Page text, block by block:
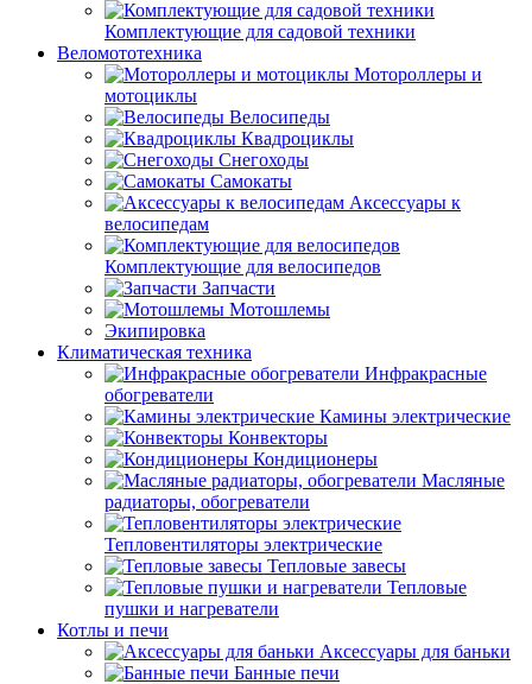
Комплектующие для садовой техники
Веломототехника
Мотороллеры и
мотоциклы
Велосипеды
Квадроциклы
Снегоходы
Самокаты
Аксессуары к
велосипедам
Комплектующие для велосипедов
Запчасти
Мотошлемы
Экипировка
Климатическая техника
Инфракрасные
обогреватели
Камины электрические
Конвекторы
Кондиционеры
Масляные
радиаторы, обогреватели
Тепловентиляторы электрические
Тепловые завесы
Тепловые
пушки и нагреватели
Котлы и печи
Аксессуары для баньки
Банные печи